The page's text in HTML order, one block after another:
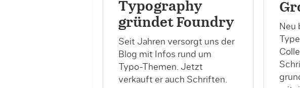
Typography
gründet Foundry
Seit Jahren versorgt uns der
Blog mit Infos rund um
Typo-Themen. Jetzt
verkauft er auch Schriften.
Neu